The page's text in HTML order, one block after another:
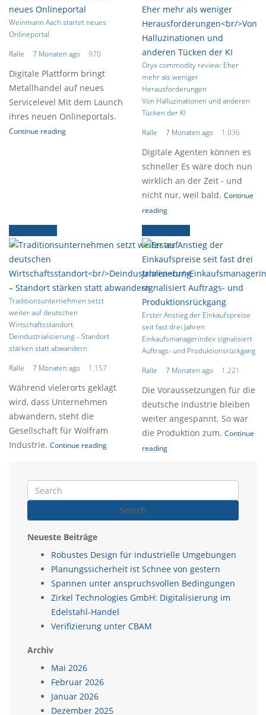
Weinmann Aach startet neues
Onlineportal
Ralle
7 Monaten ago 970
Digitale Plattform bringt
Metallhandel auf neues
Servicelevel Mit dem Launch
ihres neuen Onlineportals.
Continue reading
Oryx commodity review: Eher
mehr als weniger
Herausforderungen
Von Halluzinationen und anderen
Tücken der KI
Ralle
7 Monaten ago 1.036
Digitale Agenten können es
schneller Es wäre doch nun
wirklich an der Zeit - und
nicht nur, weil bald. Continue
reading
Traditionsunternehmen setzt
weiter auf deutschen
Wirtschaftsstandort
Deindustrialisierung – Standort
stärken statt abwandern
Ralle
7 Monaten ago 1.157
Während vielerorts geklagt
wird, dass Unternehmen
abwandern, steht die
Gesellschaft für Wolfram
Industrie. Continue reading
Erster Anstieg der Einkaufspreise
seit fast drei Jahren
Einkaufsmanagerindex signalisiert
Auftrags- und Produktionsrückgang
Ralle
7 Monaten ago 1.221
Die Voraussetzungen für die
deutsche Industrie bleiben
weiter angespannt. So war
die Produktion zum. Continue
reading
Search
Neueste Beiträge
Robustes Design für industrielle Umgebungen
Planungssicherheit ist Schnee von gestern
Spannen unter anspruchsvollen Bedingungen
Zirkel Technologies GmbH: Digitalisierung im
Edelstahl-Handel
Verifizierung unter CBAM
Archiv
Mai 2026
Februar 2026
Januar 2026
Dezember 2025